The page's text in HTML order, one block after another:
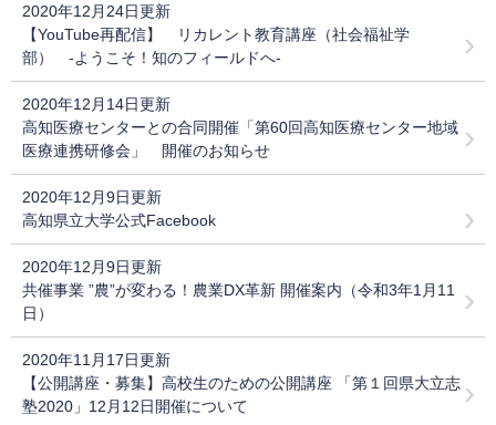
2020年12月24日更新
【YouTube再配信】 リカレント教育講座（社会福祉学
部） -ようこそ！知のフィールドへ-
2020年12月14日更新
高知医療センターとの合同開催「第60回高知医療センター地域
医療連携研修会」 開催のお知らせ
2020年12月9日更新
高知県立大学公式Facebook
2020年12月9日更新
共催事業 ”農”が変わる！農業DX革新 開催案内（令和3年1月11
日）
2020年11月17日更新
【公開講座・募集】高校生のための公開講座 「第１回県大立志
塾2020」12月12日開催について